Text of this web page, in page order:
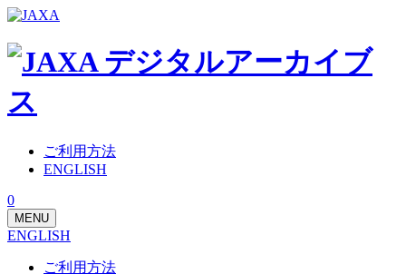
ご利用方法
ENGLISH
0
MENU
ENGLISH
ご利用方法